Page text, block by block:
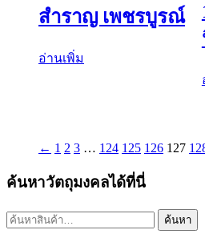
สำราญ เพชรบูรณ์
อ่านเพิ่ม
← 1 2 3 … 124 125 126 127
ค้นหาวัตถุมงคลได้ที่นี่
ค้นหา: ค้นหา